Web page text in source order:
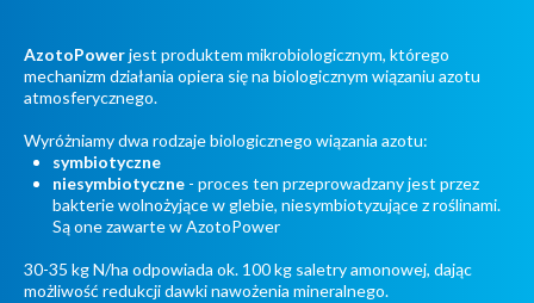
AzotoPowerjest produktem mikrobiologicznym, którego
mechanizm działania opiera się na biologicznym wiązaniu azotu
atmosferycznego.
Wyróżniamy dwa rodzaje biologicznego wiązania azotu:
symbiotyczne
niesymbiotyczne - proces ten przeprowadzany jest przez
bakterie wolnożyjące w glebie, niesymbiotyzujące z roślinami.
Są one zawarte w AzotoPower
30-35 kg N/ha odpowiada ok. 100 kg saletry amonowej, dając
możliwość redukcji dawki nawożenia mineralnego.